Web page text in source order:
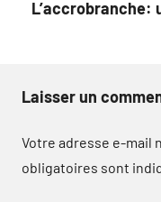
L’accrobranche:
Laisser un
Votre adresse e-mail
obligatoires sont